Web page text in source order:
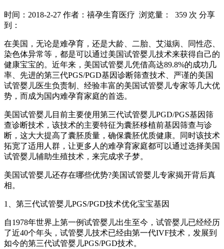
时间：2018-2-27 作者：禧孕生育医疗 浏览量： 359 次 分享
到：
在美国，无论是难孕育，还是大龄、二胎、艾滋病、同性恋、
染色体异常等，都是可以通过美国试管婴儿技术来获得自己的
健康宝宝的。近年来，美国试管婴儿凭借高达89.8%的成功几
率、先进的第三代PGS/PGD基因诊断筛查技术、严谨的美国
试管婴儿医生负责制、经验丰富的美国试管婴儿专家等几大优
势，而成为国内难孕育家庭的首选。
美国试管婴儿目前主要使用第三代试管婴儿PGD/PGS基因筛
查诊断技术，该技术的主要特征为囊胚移植前基因筛查与诊
断，这大大提高了囊胚质量，确保囊胚优质健康。同时该技术
拓宽了适用人群，让更多人的难孕育家庭都可以通过选择美国
试管婴儿辅助生殖技术，来完成求子梦。
美国试管婴儿还存在哪些优势?美国试管婴儿专家揭开背后真
相。
1、第三代试管婴儿PGS/PGD技术优化宝宝基因
自1978年世界上第一例试管婴儿出生至今，试管婴儿已经经历
了近40个年头，试管婴儿技术已经由第一代IVF技术，发展到
如今的第三代试管婴儿PGS/PGD技术。